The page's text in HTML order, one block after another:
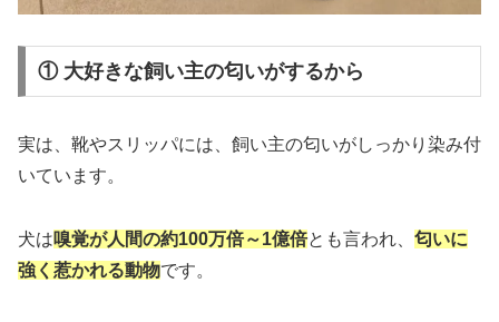
① 大好きな飼い主の匂いがするから
実は、靴やスリッパには、飼い主の匂いがしっかり染み付
いています。
犬は嗅覚が人間の約100万倍～1億倍とも言われ、 匂いに
強く惹かれる動物です。